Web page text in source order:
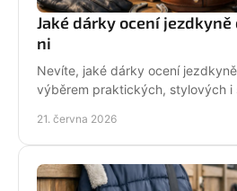
Jaké dárky ocení
ni
Nevíte, jaké dárky ocení
výběrem praktických, stylových i
21. června 2026